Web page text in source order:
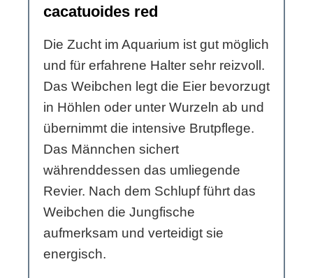
cacatuoides red
Die Zucht im Aquarium ist gut möglich
und für erfahrene Halter sehr reizvoll.
Das Weibchen legt die Eier bevorzugt
in Höhlen oder unter Wurzeln ab und
übernimmt die intensive Brutpflege.
Das Männchen sichert
währenddessen das umliegende
Revier. Nach dem Schlupf führt das
Weibchen die Jungfische
aufmerksam und verteidigt sie
energisch.